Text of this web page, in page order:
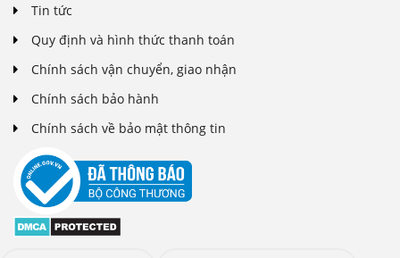
Tin tức
Quy định và hình thức thanh toán
Chính sách vận chuyển, giao nhận
Chính sách bảo hành
Chính sách về bảo mật thông tin